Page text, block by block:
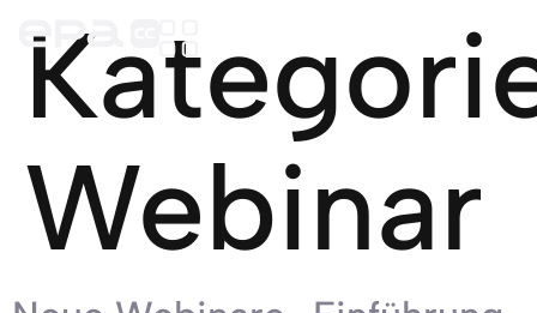
Webinar